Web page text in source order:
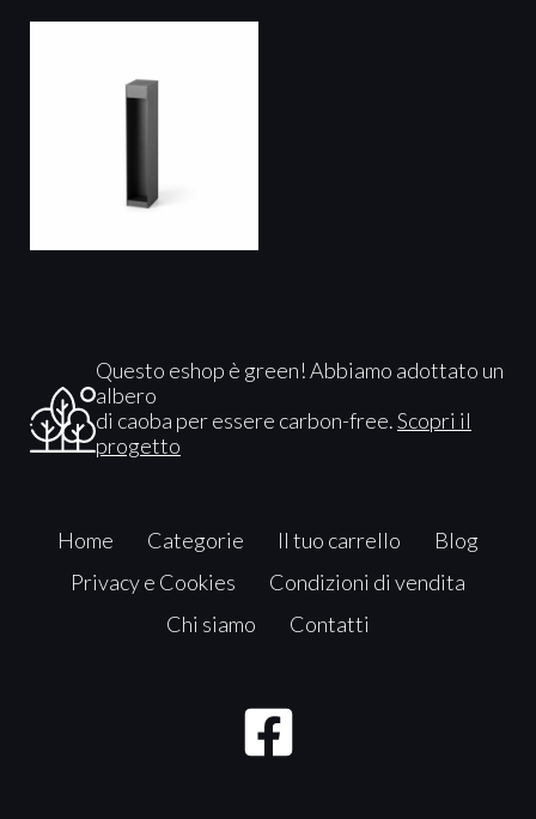
Questo eshop è green! Abbiamo adottato un
albero
di caoba per essere carbon-free.Scopri il
progetto
Home Categorie Il tuo carrello
Blog
Privacy e Cookies
Condizioni di vendita
Chi siamo
Contatti